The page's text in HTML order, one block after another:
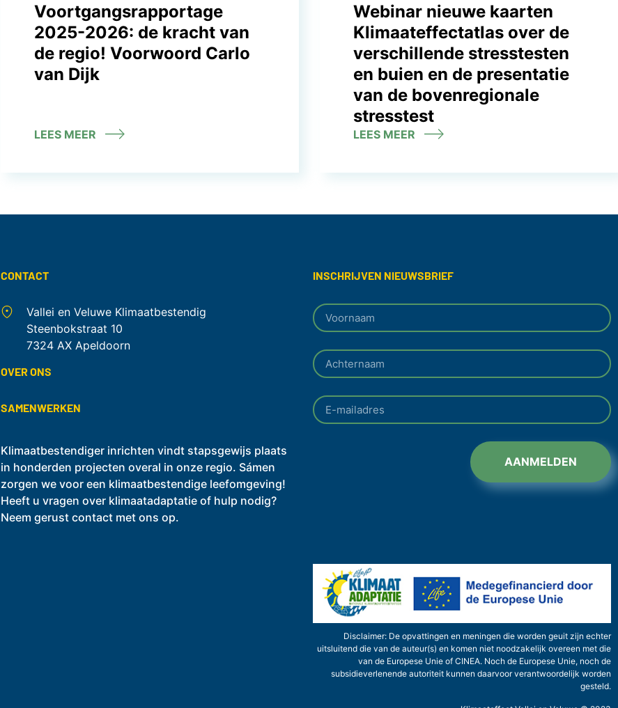
Voortgangsrapportage
2025-2026: de kracht van
de regio! Voorwoord Carlo
van Dijk
LEES MEER
Webinar nieuwe kaarten
Klimaateffectatlas over de
verschillende stresstesten
en buien en de presentatie
van de bovenregionale
stresstest
LEES MEER
CONTACT
Vallei en Veluwe Klimaatbestendig
Steenbokstraat 10
7324 AX Apeldoorn
OVER ONS
SAMENWERKEN
Klimaatbestendiger inrichten vindt stapsgewijs plaats
in honderden projecten overal in onze regio. Sámen
zorgen we voor een klimaatbestendige leefomgeving!
Heeft u vragen over klimaatadaptatie of hulp nodig?
Neem gerust contact met ons op.
INSCHRIJVEN NIEUWSBRIEF
AANMELDEN
Disclaimer: De opvattingen en meningen die worden geuit zijn echter
uitsluitend die van de auteur(s) en komen niet noodzakelijk overeen met die
van de Europese Unie of CINEA. Noch de Europese Unie, noch de
subsidieverlenende autoriteit kunnen daarvoor verantwoordelijk worden
gesteld.